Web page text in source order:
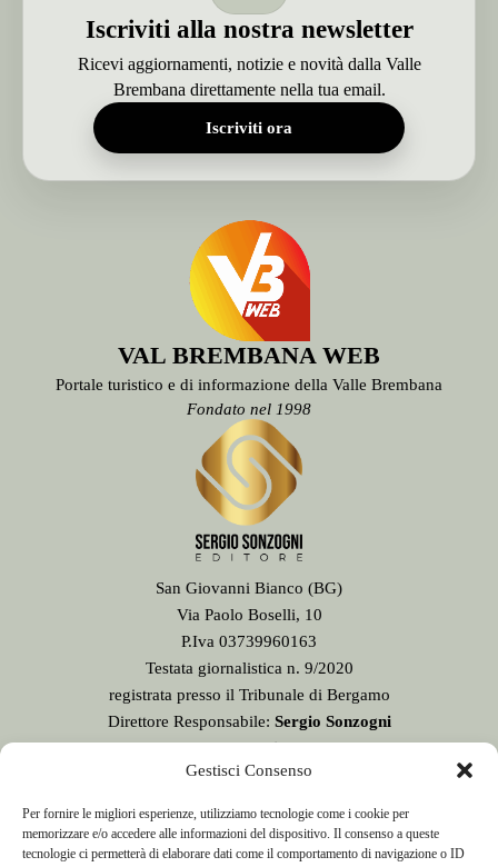
Gestisci Consenso
Per fornire le migliori esperienze, utilizziamo tecnologie come i cookie per
memorizzare e/o accedere alle informazioni del dispositivo. Il consenso a queste
tecnologie ci permetterà di elaborare dati come il comportamento di navigazione o ID
Iscriviti alla nostra newsletter
Ricevi aggiornamenti, notizie e novità dalla Valle
Brembana direttamente nella tua email.
Iscriviti ora
VAL BREMBANA WEB
Portale turistico e di informazione della Valle Brembana
Fondato nel 1998
San Giovanni Bianco (BG)
Via Paolo Boselli, 10
P.Iva 03739960163
Testata giornalistica n. 9/2020
registrata presso il Tribunale di Bergamo
Direttore Responsabile: Sergio Sonzogni
Sede Redazione:
Via Paolo Boselli, 10
Tel. 0345 41834
Email:redazione@valbrembanaweb.com